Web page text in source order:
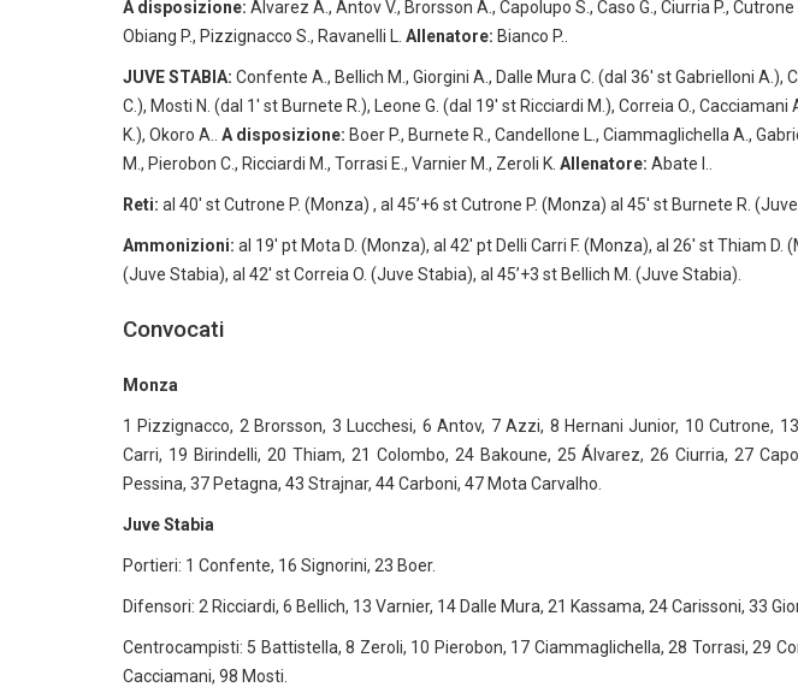
A disposizione: Alvarez A., Antov V., Brorsson A., Capolupo S., Caso G., Ciurria P., Cutrone
Obiang P., Pizzignacco S., Ravanelli L. Allenatore: Bianco P..
JUVE STABIA: Confente A., Bellich M., Giorgini A., Dalle Mura C. (dal 36′ st Gabrielloni A.),
C.), Mosti N. (dal 1′ st Burnete R.), Leone G. (dal 19′ st Ricciardi M.), Correia O., Cacciamani
K.), Okoro A.. A disposizione: Boer P., Burnete R., Candellone L., Ciammaglichella A.,
M., Pierobon C., Ricciardi M., Torrasi E., Varnier M., Zeroli K. Allenatore: Abate I..
Reti: al 40′ st Cutrone P. (Monza) , al 45’+6 st Cutrone P. (Monza) al 45′ st Burnete R. (Juve
Ammonizioni: al 19′ pt Mota D. (Monza), al 42′ pt Delli Carri F. (Monza), al 26′ st Thiam D.
(Juve Stabia), al 42′ st Correia O. (Juve Stabia), al 45’+3 st Bellich M. (Juve Stabia).
Convocati
Monza
1 Pizzignacco, 2 Brorsson, 3 Lucchesi, 6 Antov, 7 Azzi, 8 Hernani Junior, 10 Cutrone,
Carri, 19 Birindelli, 20 Thiam, 21 Colombo, 24 Bakoune, 25 Álvarez, 26 Ciurria, 27
Pessina, 37 Petagna, 43 Strajnar, 44 Carboni, 47 Mota Carvalho.
Juve Stabia
Portieri: 1 Confente, 16 Signorini, 23 Boer.
Difensori: 2 Ricciardi, 6 Bellich, 13 Varnier, 14 Dalle Mura, 21 Kassama, 24 Carissoni, 33
Centrocampisti: 5 Battistella, 8 Zeroli, 10 Pierobon, 17 Ciammaglichella, 28 Torrasi, 29
Cacciamani, 98 Mosti.